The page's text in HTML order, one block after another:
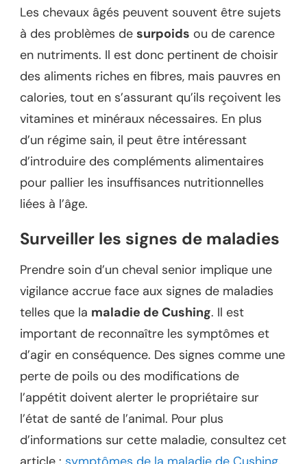
Les chevaux âgés peuvent souvent être sujets
à des problèmes de surpoids ou de carence
en nutriments. Il est donc pertinent de choisir
des aliments riches en fibres, mais pauvres en
calories, tout en s’assurant qu’ils reçoivent les
vitamines et minéraux nécessaires. En plus
d’un régime sain, il peut être intéressant
d’introduire des compléments alimentaires
pour pallier les insuffisances nutritionnelles
liées à l’âge.
Surveiller les signes de maladies
Prendre soin d’un cheval senior implique une
vigilance accrue face aux signes de maladies
telles que la maladie de Cushing. Il est
important de reconnaître les symptômes et
d’agir en conséquence. Des signes comme une
perte de poils ou des modifications de
l’appétit doivent alerter le propriétaire sur
l’état de santé de l’animal. Pour plus
d’informations sur cette maladie, consultez cet